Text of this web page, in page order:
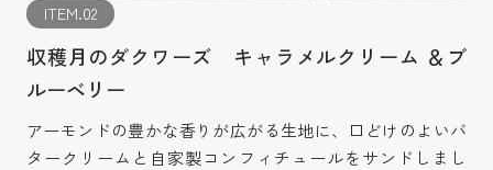
ITEM.02
収穫月のダクワーズ キャラメルクリーム ＆ブ
ルーベリー
アーモンドの豊かな香りが広がる生地に、口どけのよいバ
タークリームと自家製コンフィチュールをサンドしまし